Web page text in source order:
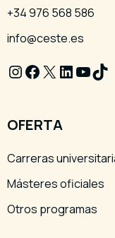
+34 976 568 586
info@ceste.es
Instagram
Facebook
X LinkedIn
OFERTA
Carreras
Másteres oficiales
Otros programas